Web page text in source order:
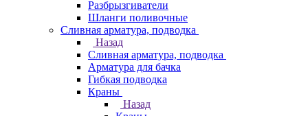
Разбрызгиватели
Шланги поливочные
Сливная арматура, подводка
Назад
Сливная арматура, подводка
Арматура для бачка
Гибкая подводка
Краны
Назад